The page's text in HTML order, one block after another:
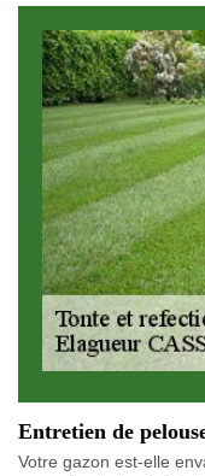
Entretien de
Votre gazon est-elle